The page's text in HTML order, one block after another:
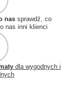
nas sprawdź, co
nas inni klienci
dla wygodnych i